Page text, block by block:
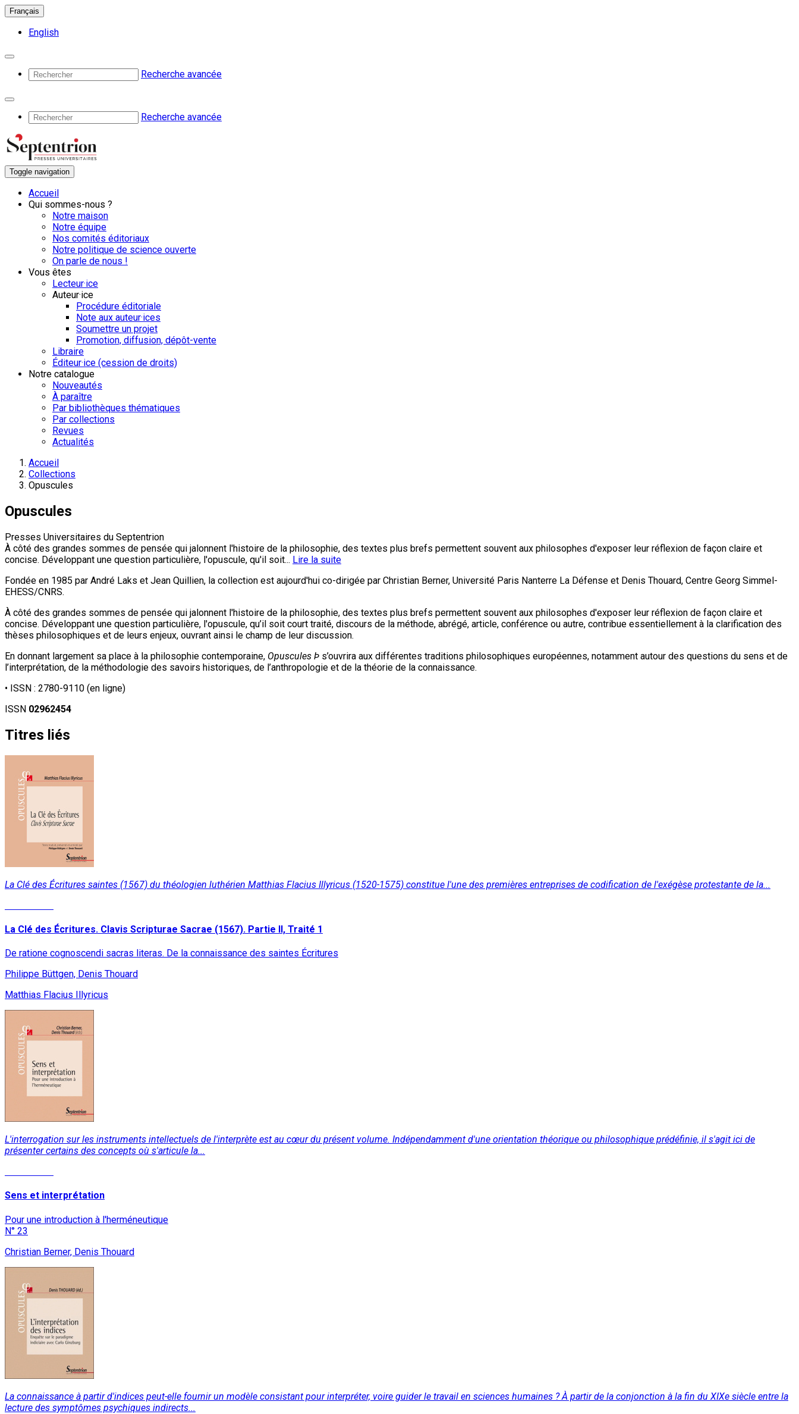
Français
English
Recherche avancée
Recherche avancée
Toggle navigation
Accueil
Qui sommes-nous ?
Notre maison
Notre équipe
Nos comités éditoriaux
Notre politique de science ouverte
On parle de nous !
Vous êtes
Lecteur·ice
Auteur·ice
Procédure éditoriale
Note aux auteur·ices
Soumettre un projet
Promotion, diffusion, dépôt-vente
Libraire
Éditeur·ice (cession de droits)
Notre catalogue
Nouveautés
À paraître
Par bibliothèques thématiques
Par collections
Revues
Actualités
Accueil
Collections
Opuscules
Opuscules
Presses Universitaires du Septentrion
À côté des grandes sommes de pensée qui jalonnent l'histoire de la philosophie, des textes plus brefs permettent souvent aux philosophes d'exposer leur réflexion de façon claire et
concise. Développant une question particulière, l'opuscule, qu'il soit... Lire la suite
Fondée en 1985 par André Laks et Jean Quillien, la collection est aujourd'hui co-dirigée par Christian Berner, Université Paris Nanterre La Défense et Denis Thouard, Centre Georg Simmel-
EHESS/CNRS.
À côté des grandes sommes de pensée qui jalonnent l'histoire de la philosophie, des textes plus brefs permettent souvent aux philosophes d'exposer leur réflexion de façon claire et
concise. Développant une question particulière, l'opuscule, qu’il soit court traité, discours de la méthode, abrégé, article, conférence ou autre, contribue essentiellement à la clarification des
thèses philosophiques et de leurs enjeux, ouvrant ainsi le champ de leur discussion.
En donnant largement sa place à la philosophie contemporaine, Opuscules Þ s’ouvrira aux différentes traditions philosophiques européennes, notamment autour des questions du sens et de
l’interprétation, de la méthodologie des savoirs historiques, de l’anthropologie et de la théorie de la connaissance.
• ISSN : 2780-9110 (en ligne)
ISSN 02962454
Titres liés
La Clé des Écritures saintes (1567) du théologien luthérien Matthias Flacius Illyricus (1520-1575) constitue l'une des premières entreprises de codification de l'exégèse protestante de la...
La Clé des Écritures. Clavis Scripturae Sacrae (1567). Partie II, Traité 1
De ratione cognoscendi sacras literas. De la connaissance des saintes Écritures
Philippe Büttgen, Denis Thouard
Matthias Flacius Illyricus
L'interrogation sur les instruments intellectuels de l'interprète est au cœur du présent volume. Indépendamment d'une orientation théorique ou philosophique prédéfinie, il s'agit ici de
présenter certains des concepts où s'articule la...
Sens et interprétation
Pour une introduction à l'herméneutique
N° 23
Christian Berner, Denis Thouard
La connaissance à partir d'indices peut-elle fournir un modèle consistant pour interpréter, voire guider le travail en sciences humaines ? À partir de la conjonction à la fin du XIXe siècle entre la
lecture des symptômes psychiques indirects...